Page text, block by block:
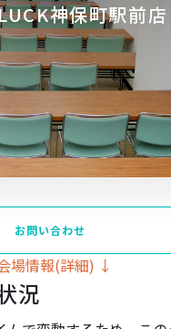
神保町駅前店
お問い合わせ
場情報(詳細) ↓
況